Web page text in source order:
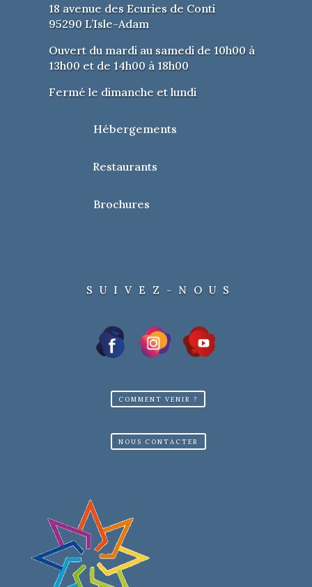
18 avenue des Ecuries de Conti
95290 L’Isle-Adam
Ouvert du mardi au samedi de 10h00 à
13h00 et de 14h00 à 18h00
Fermé le dimanche et lundi
Hébergements
Restaurants
Brochures
SUIVEZ-NOUS
COMMENT VENIR ?
NOUS CONTACTER